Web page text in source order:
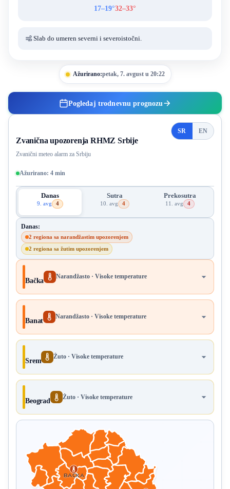
Zvanična upozorenja RHMZ Srbije
Zvanični meteo alarm za Srbiju
Ažurirano: 4 min
SR EN
Danas
9. avg 44 regiona sa upozorenjem
Sutra
10. avg 44 regiona sa upozorenjem
Prekosutra
11. avg 44 regiona sa
Danas:
2 regiona sa narandžastim upozorenjem
2 regiona sa žutim upozorenjem
Bačka Narandžasto · Visoke temperature
Banat Narandžasto · Visoke temperature
Srem Žuto · Visoke temperature
Beograd Žuto · Visoke temperature
BAČKA
17–19°32–33°
Slab do umeren severni i severoistočni.
Ažurirano:petak, 7. avgust u 20:22
Pogledaj trodnevnu prognozu